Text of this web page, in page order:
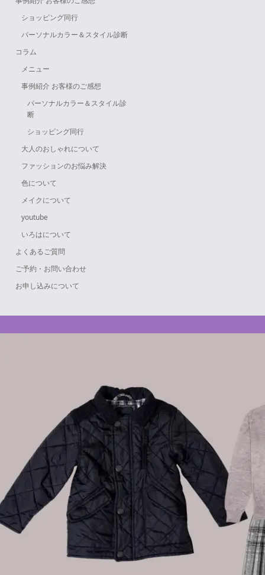
ショッピング同行
パーソナルカラー＆スタイル診断
コラム
メニュー
事例紹介 お客様のご感想
パーソナルカラー＆スタイル診
断
ショッピング同行
大人のおしゃれについて
ファッションのお悩み解決
色について
メイクについて
youtube
いろはについて
よくあるご質問
ご予約・お問い合わせ
お申し込みについて